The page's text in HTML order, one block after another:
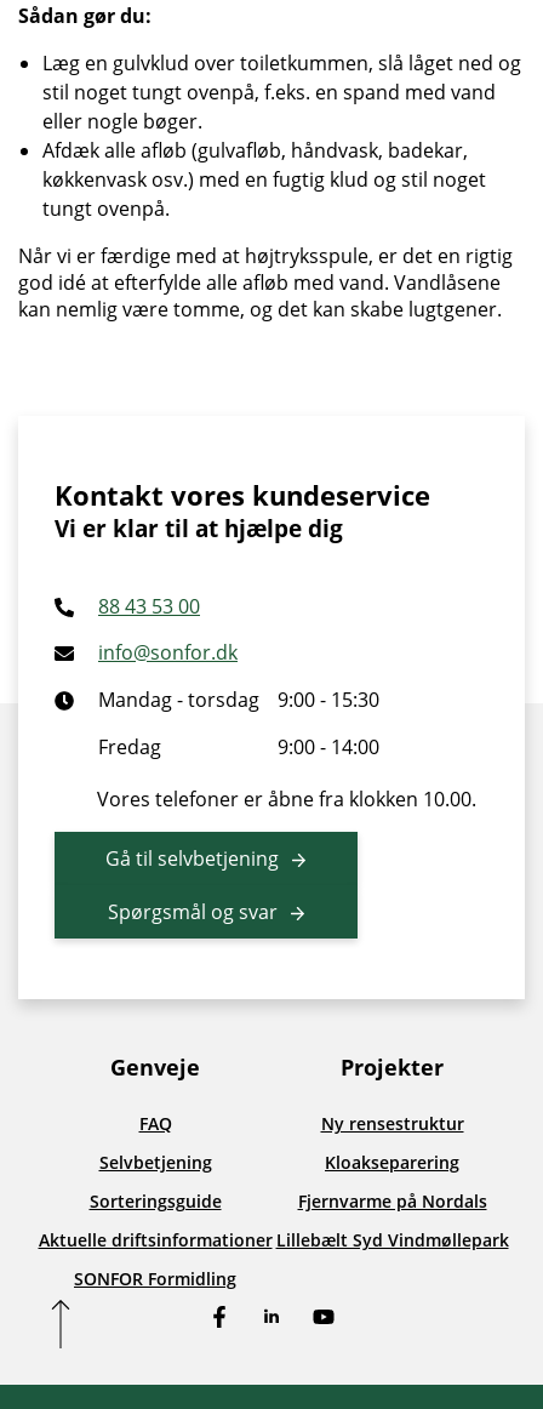
Sådan gør du:
Læg en gulvklud over toiletkummen, slå låget ned og
stil noget tungt ovenpå, f.eks. en spand med vand
eller nogle bøger.
Afdæk alle afløb (gulvafløb, håndvask, badekar,
køkkenvask osv.) med en fugtig klud og stil noget
tungt ovenpå.
Når vi er færdige med at højtryksspule, er det en rigtig
god idé at efterfylde alle afløb med vand. Vandlåsene
kan nemlig være tomme, og det kan skabe lugtgener.
Kontakt vores kundeservice
Vi er klar til at hjælpe dig
88 43 53 00
info@sonfor.dk
Mandag - torsdag
9:00 - 15:30
Fredag
9:00 - 14:00
Vores telefoner er åbne fra klokken 10.00.
Gå til selvbetjening
Spørgsmål og svar
Genveje
FAQ
Selvbetjening
Sorteringsguide
Aktuelle driftsinformationer
SONFOR Formidling
Projekter
Ny rensestruktur
Kloakseparering
Fjernvarme på Nordals
Lillebælt Syd Vindmøllepark
FacebookLinkedInYouTube